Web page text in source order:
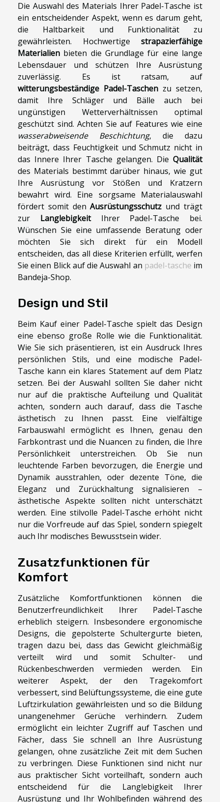
Die Auswahl des Materials Ihrer Padel-Tasche ist
ein entscheidender Aspekt, wenn es darum geht,
die Haltbarkeit und Funktionalität zu
gewährleisten. Hochwertige strapazierfähige
Materialien bieten die Grundlage für eine lange
Lebensdauer und schützen Ihre Ausrüstung
zuverlässig. Es ist ratsam, auf
witterungsbeständige Padel-Taschen zu setzen,
damit Ihre Schläger und Bälle auch bei
ungünstigen Wetterverhältnissen optimal
geschützt sind. Achten Sie auf Features wie eine
wasserabweisende Beschichtung, die dazu
beiträgt, dass Feuchtigkeit und Schmutz nicht in
das Innere Ihrer Tasche gelangen. Die Qualität
des Materials bestimmt darüber hinaus, wie gut
Ihre Ausrüstung vor Stößen und Kratzern
bewahrt wird. Eine sorgsame Materialauswahl
fördert somit denAusrüstungsschutz und trägt
zur LanglebigkeitIhrer Padel-Tasche bei.
Wünschen Sie eine umfassende Beratung oder
möchten Sie sich direkt für ein Modell
entscheiden, das all diese Kriterien erfüllt, werfen
Sie einen Blick auf die Auswahl an padel-tasche im
Bandeja-Shop.
Design und Stil
Beim Kauf einer Padel-Tasche spielt das Design
eine ebenso große Rolle wie die Funktionalität.
Wie Sie sich präsentieren, ist ein Ausdruck Ihres
persönlichen Stils, und eine modische Padel-
Tasche kann ein klares Statement auf dem Platz
setzen. Bei der Auswahl sollten Sie daher nicht
nur auf die praktische Aufteilung und Qualität
achten, sondern auch darauf, dass die Tasche
ästhetisch zu Ihnen passt. Eine vielfältige
Farbauswahl ermöglicht es Ihnen, genau den
Farbkontrast und die Nuancen zu finden, die Ihre
Persönlichkeit unterstreichen. Ob Sie nun
leuchtende Farben bevorzugen, die Energie und
Dynamik ausstrahlen, oder dezente Töne, die
Eleganz und Zurückhaltung signalisieren –
ästhetische Aspekte sollten nicht unterschätzt
werden. Eine stilvolle Padel-Tasche erhöht nicht
nur die Vorfreude auf das Spiel, sondern spiegelt
auch Ihr modisches Bewusstsein wider.
Zusatzfunktionen für
Komfort
Zusätzliche Komfortfunktionen können die
Benutzerfreundlichkeit Ihrer Padel-Tasche
erheblich steigern. Insbesondere ergonomische
Designs, die gepolsterte Schultergurte bieten,
tragen dazu bei, dass das Gewicht gleichmäßig
verteilt wird und somit Schulter- und
Rückenbeschwerden vermieden werden. Ein
weiterer Aspekt, der den Tragekomfort
verbessert, sind Belüftungssysteme, die eine gute
Luftzirkulation gewährleisten und so die Bildung
unangenehmer Gerüche verhindern. Zudem
ermöglicht ein leichter Zugriff auf Taschen und
Fächer, dass Sie schnell an Ihre Ausrüstung
gelangen, ohne zusätzliche Zeit mit dem Suchen
zu verbringen. Diese Funktionen sind nicht nur
aus praktischer Sicht vorteilhaft, sondern auch
entscheidend für die Langlebigkeit Ihrer
Ausrüstung und Ihr Wohlbefinden während des